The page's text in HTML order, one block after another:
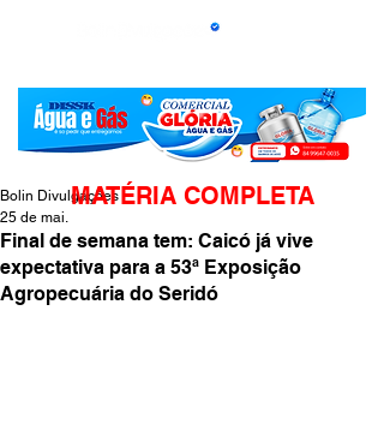
Final de semana tem: Caicó já vive
expectativa para a 53ª Exposição
Agropecuária do Seridó
Bolin Divulgações
25 de mai.
MATÉRIA COMPLETA